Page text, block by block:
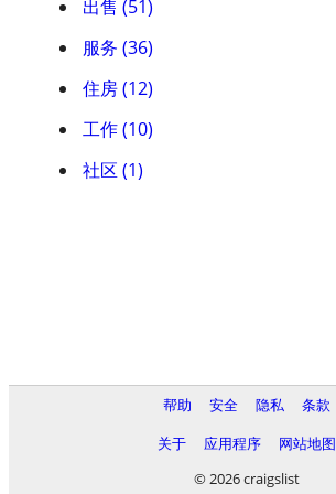
出售 (51)
服务 (36)
住房 (12)
工作 (10)
社区 (1)
帮助 安全 隐私
条款
关于
应用程序
网站地图
© 2026 craigslist